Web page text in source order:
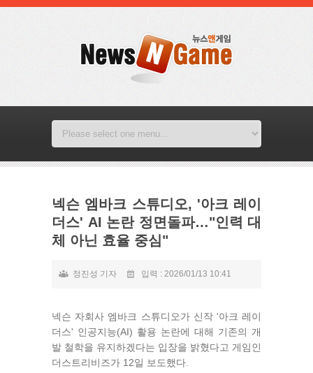
넥슨 엠바크 스튜디오, '아크 레이
더스' AI 논란 정면돌파…"인력 대
체 아닌 효율 중심"
정진성 기자 입력 : 2026/01/13 10:41
넥슨 자회사 엠바크 스튜디오가 신작 '아크 레이
더스' 인공지능(AI) 활용 논란에 대해 기존의 개
발 철학을 유지하겠다는 입장을 밝혔다고 게임인
더스트리비즈가 12일 보도했다.